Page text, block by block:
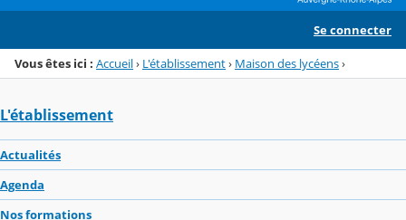
Se connecter
Vous êtes ici : Accueil› L'établissement› Maison des lycéens›
L'établissement
Actualités
Agenda
Nos formations